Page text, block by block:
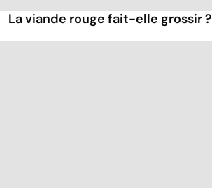
La viande rouge fait-elle grossir ?